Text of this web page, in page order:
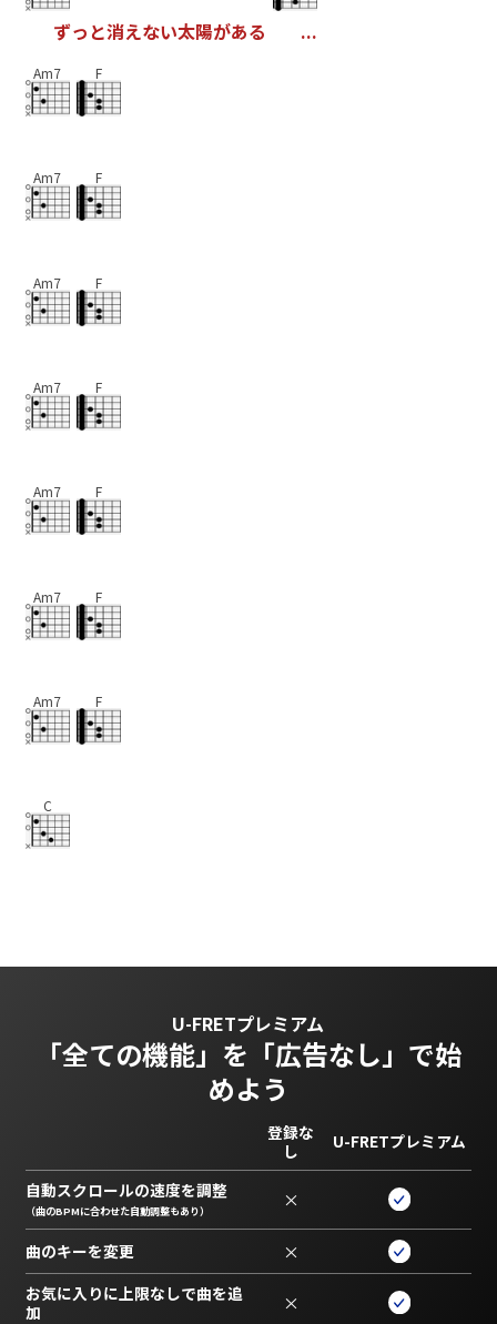
ずっ と消えない太陽がある ...
Am7 F
Am7 F
Am7 F
Am7 F
Am7 F
Am7 F
Am7 F
C
U-FRETプレミアム
「全ての機能」を 「広告なし」で始
めよう
登録な
し
U-FRETプレミアム
自動スクロールの速度を調整
（曲のBPMに合わせた自動調整もあり） ×
曲のキーを変更 ×
お気に入りに上限なしで曲を追
加
×